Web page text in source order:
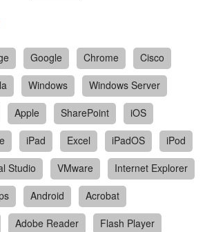
Google Chrome
Cisco
Windows
Windows Server
Apple SharePoint
iOS
iPad Excel iPadOS
iPod
Studio VMware
Internet Explorer
Android
Acrobat
Adobe Reader
Flash Player